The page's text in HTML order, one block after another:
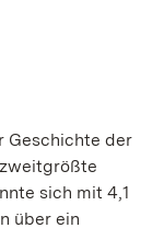
Geschichte der
sich mit 4,1
über ein